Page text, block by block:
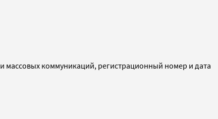
массовых коммуникаций, регистрационный номер и дата